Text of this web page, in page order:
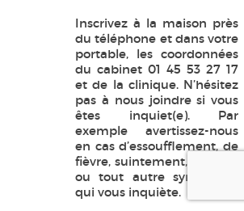
Inscrivez à la maison près
du téléphone et dans votre
portable, les coordonnées
du cabinet 01 45 53 27 17
et de la clinique. N’hésitez
pas à nous joindre si vous
êtes inquiet(e). Par
exemple avertissez-nous
en cas d’essoufflement, de
fièvre, suintement, douleur
ou tout autre symptôme
qui vous inquiète.